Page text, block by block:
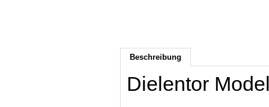
Beschreibung
Dielentor